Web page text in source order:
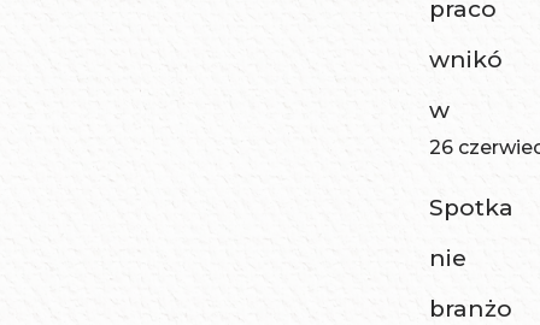
praco
wnikó
w
26
Spotka
nie
branżo